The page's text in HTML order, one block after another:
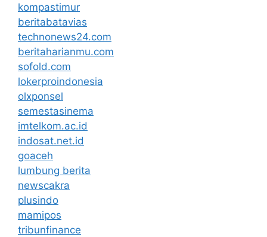
kompastimur
beritabatavias
technonews24.com
beritaharianmu.com
sofold.com
lokerproindonesia
olxponsel
semestasinema
imtelkom.ac.id
indosat.net.id
goaceh
lumbung berita
newscakra
plusindo
mamipos
tribunfinance